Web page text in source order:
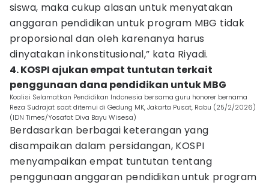
siswa, maka cukup alasan untuk menyatakan
anggaran pendidikan untuk program MBG tidak
proporsional dan oleh karenanya harus
dinyatakan inkonstitusional,” kata Riyadi.
4. KOSPI ajukan empat tuntutan terkait
penggunaan dana pendidikan untuk MBG
Koalisi Selamatkan Pendidikan Indonesia bersama guru honorer bernama
Reza Sudrajat saat ditemui di Gedung MK, Jakarta Pusat, Rabu (25/2/2026)
(IDN Times/Yosafat Diva Bayu Wisesa)
Berdasarkan berbagai keterangan yang
disampaikan dalam persidangan, KOSPI
menyampaikan empat tuntutan tentang
penggunaan anggaran pendidikan untuk program